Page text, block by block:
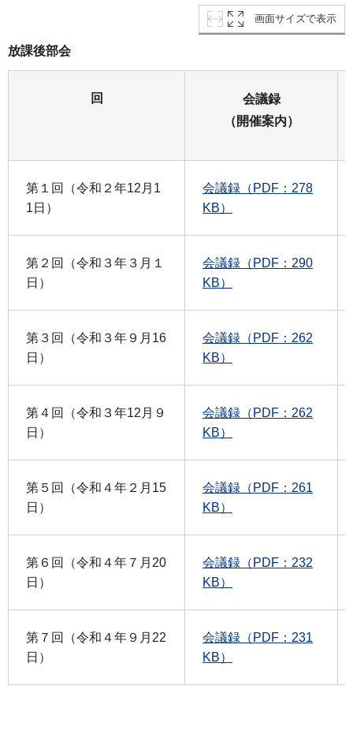
画面サイズで表示
放課後部会
回
会議録
（開催案内）
第１回（令和２年12月1
1日）
会議録（PDF：278
KB）
第２回（令和３年３月１
日）
会議録（PDF：290
KB）
第３回（令和３年９月16
日）
会議録（PDF：262
KB）
第４回（令和３年12月９
日）
会議録（PDF：262
KB）
第５回（令和４年２月15
日）
会議録（PDF：261
KB）
第６回（令和４年７月20
日）
会議録（PDF：232
KB）
第７回（令和４年９月22
日）
会議録（PDF：231
KB）